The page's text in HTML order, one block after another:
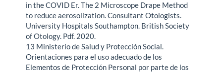
in the COVID Er. The 2 Microscope Drape Method
to reduce aerosolization. Consultant Otologists.
University Hospitals Southampton. British Society
of Otology. Pdf. 2020.
13 Ministerio de Salud y Protección Social.
Orientaciones para el uso adecuado de los
Elementos de Protección Personal por parte de los